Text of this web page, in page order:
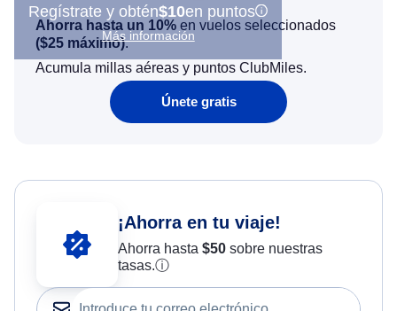
Regístrate y obtén$10en puntos
Más información
Ahorra hasta un 10% en vuelos seleccionados
($25 máximo).
Acumula millas aéreas y puntos ClubMiles.
Únete gratis
¡Ahorra en tu viaje!
Ahorra hasta $50sobre nuestras
tasas.ⓘ